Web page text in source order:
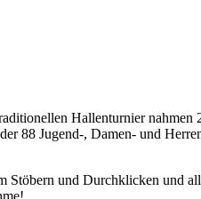
Hallenturnier nahmen
88 Jugend-, Damen- und
Stöbern und Durchklicken und